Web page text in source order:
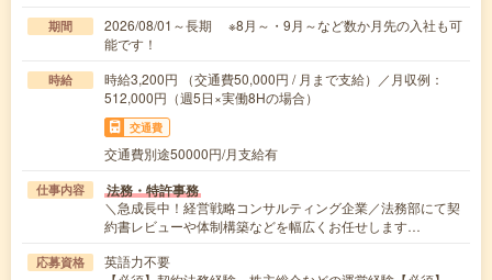
期間
2026/08/01～長期 ※8月～・9月～など数か月先の入社も可
能です！
時給
時給3,200円 （交通費50,000円 / 月まで支給）／月収例：
512,000円（週5日×実働8Hの場合）
交通費
交通費別途50000円/月支給有
仕事内容 法務・特許事務
＼急成長中！経営戦略コンサルティング企業／法務部にて契
約書レビューや体制構築などを幅広くお任せします…
応募資格
英語力不要